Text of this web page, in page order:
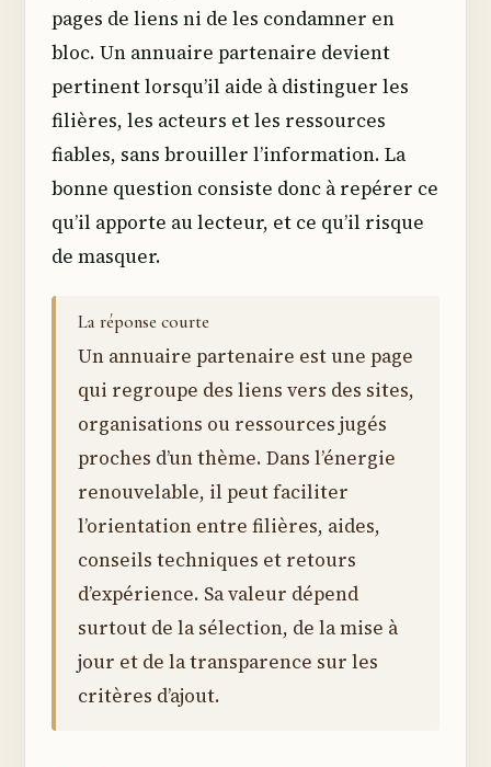
pages de liens ni de les condamner en
bloc. Un annuaire partenaire devient
pertinent lorsqu’il aide à distinguer les
filières, les acteurs et les ressources
fiables, sans brouiller l’information. La
bonne question consiste donc à repérer ce
qu’il apporte au lecteur, et ce qu’il risque
de masquer.
La réponse courte
Un annuaire partenaire est une page
qui regroupe des liens vers des sites,
organisations ou ressources jugés
proches d’un thème. Dans l’énergie
renouvelable, il peut faciliter
l’orientation entre filières, aides,
conseils techniques et retours
d’expérience. Sa valeur dépend
surtout de la sélection, de la mise à
jour et de la transparence sur les
critères d’ajout.